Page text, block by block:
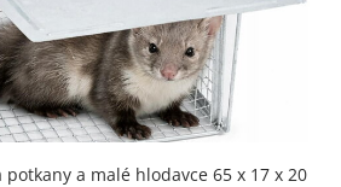
potkany a malé hlodavce 65 x 17 x 20